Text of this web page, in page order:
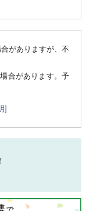
がありますが、不
合があります。予
]